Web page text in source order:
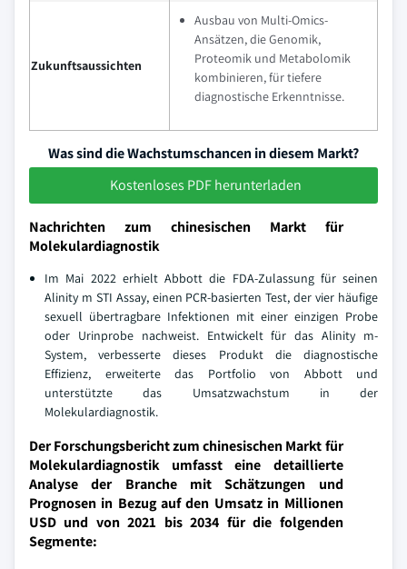
Zukunftsaussichten
Ausbau von Multi-Omics-
Ansätzen, die Genomik,
Proteomik und Metabolomik
kombinieren, für tiefere
diagnostische Erkenntnisse.
Was sind die Wachstumschancen in diesem Markt?
Kostenloses PDF herunterladen
Nachrichten zum chinesischen Markt für
Molekulardiagnostik
Im Mai 2022 erhielt Abbott die FDA-Zulassung für seinen
Alinity m STI Assay, einen PCR-basierten Test, der vier häufige
sexuell übertragbare Infektionen mit einer einzigen Probe
oder Urinprobe nachweist. Entwickelt für das Alinity m-
System, verbesserte dieses Produkt die diagnostische
Effizienz, erweiterte das Portfolio von Abbott und
unterstützte das Umsatzwachstum in der
Molekulardiagnostik.
Der Forschungsbericht zum chinesischen Markt für
Molekulardiagnostik umfasst eine detaillierte
Analyse der Branche mit Schätzungen und
Prognosen in Bezug auf den Umsatz in Millionen
USD und von 2021 bis 2034 für die folgenden
Segmente: